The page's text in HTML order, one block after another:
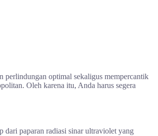
perlindungan optimal sekaligus mempercantik
Oleh karena itu, Anda harus segera
dari paparan radiasi sinar ultraviolet yang